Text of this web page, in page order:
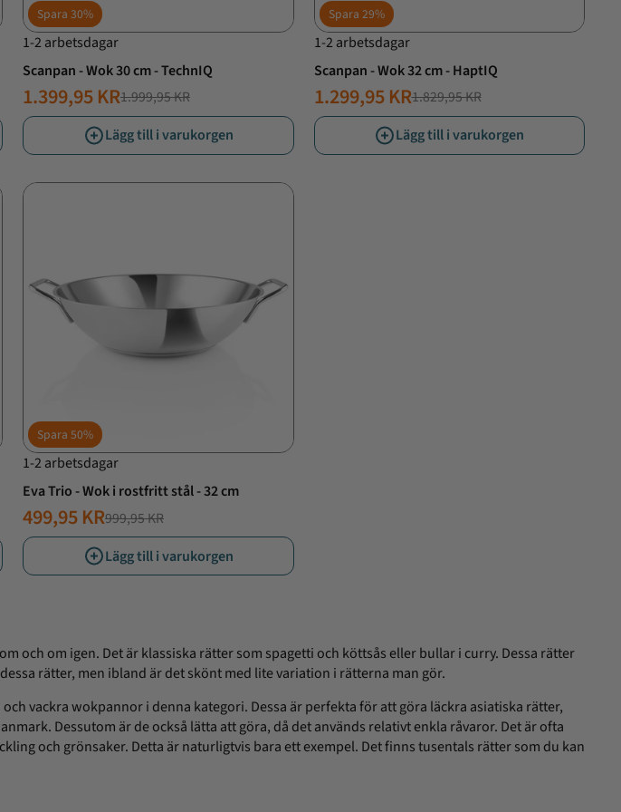
Spara 30%
1-2 arbetsdagar
Scanpan - Wok 30 cm - TechnIQ
NORMALT
PRIS
1.999,95 KR
ERBJUDANDE
PRIS
1.399,95 KR
Lägg till i varukorgen
Spara 29%
1-2 arbetsdagar
Scanpan - Wok 32 cm - HaptIQ
NORMALT
PRIS
1.829,95 KR
ERBJUDANDE
PRIS
1.299,95 KR
Lägg till i varukorgen
Spara 50%
1-2 arbetsdagar
Eva Trio - Wok i rostfritt stål - 32 cm
NORMALT
PRIS
999,95 KR
ERBJUDANDE
PRIS
499,95 KR
Lägg till i varukorgen
och om igen. Det är klassiska rätter som spagetti och köttsås eller bullar i curry. Dessa rätter
rätter, men ibland är det skönt med lite variation i rätterna man gör.
vackra wokpannor i denna kategori. Dessa är perfekta för att göra läckra asiatiska rätter,
Dessutom är de också lätta att göra, då det används relativt enkla råvaror. Det är ofta
och grönsaker. Detta är naturligtvis bara ett exempel. Det finns tusentals rätter som du kan